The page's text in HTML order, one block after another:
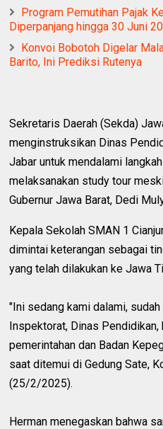
Program Pemutihan Pajak
Diperpanjang hingga 30 Juni
Konvoi Bobotoh Digelar
Barito, Ini Prediksi Rutenya
Sekretaris Daerah (Sekda)
menginstruksikan Dinas
Jabar untuk mendalami
melaksanakan study tour
Gubernur Jawa Barat, Dedi
Kepala Sekolah SMAN 1
dimintai keterangan sebagai
yang telah dilakukan ke Jawa
"Ini sedang kami dalami,
Inspektorat, Dinas
pemerintahan dan Badan
saat ditemui di Gedung Sate,
(25/2/2025).
Herman menegaskan bahwa